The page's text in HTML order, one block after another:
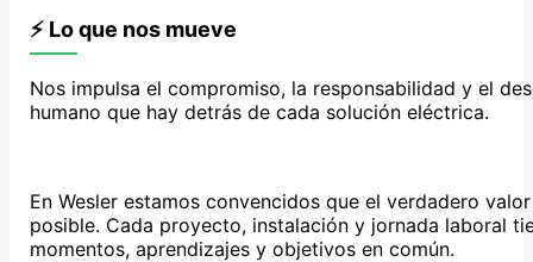
⚡ Lo que nos mueve
Nos impulsa el compromiso, la responsabilidad y el
humano que hay detrás de cada solución eléctrica.
En Wesler estamos convencidos que el verdadero
posible. Cada proyecto, instalación y jornada laboral
momentos, aprendizajes y objetivos en común.